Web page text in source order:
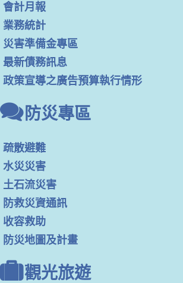
會計月報
業務統計
災害準備金專區
最新債務訊息
政策宣導之廣告預算執行情形
防災專區
疏散避難
水災災害
土石流災害
防救災資通訊
收容救助
防災地圖及計畫
觀光旅遊